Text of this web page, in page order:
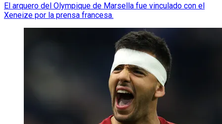
El arquero del Olympique de Marsella fue vinculado con el
Xeneize por la prensa francesa.